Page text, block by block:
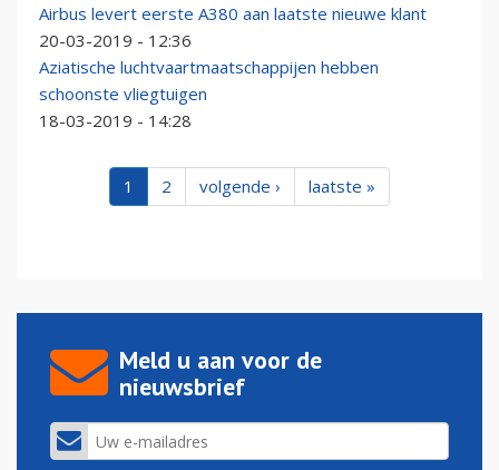
Airbus levert eerste A380 aan laatste nieuwe klant
20-03-2019 - 12:36
Aziatische luchtvaartmaatschappijen hebben
schoonste vliegtuigen
18-03-2019 - 14:28
1 2 volgende › laatste »
Meld u aan voor de
nieuwsbrief